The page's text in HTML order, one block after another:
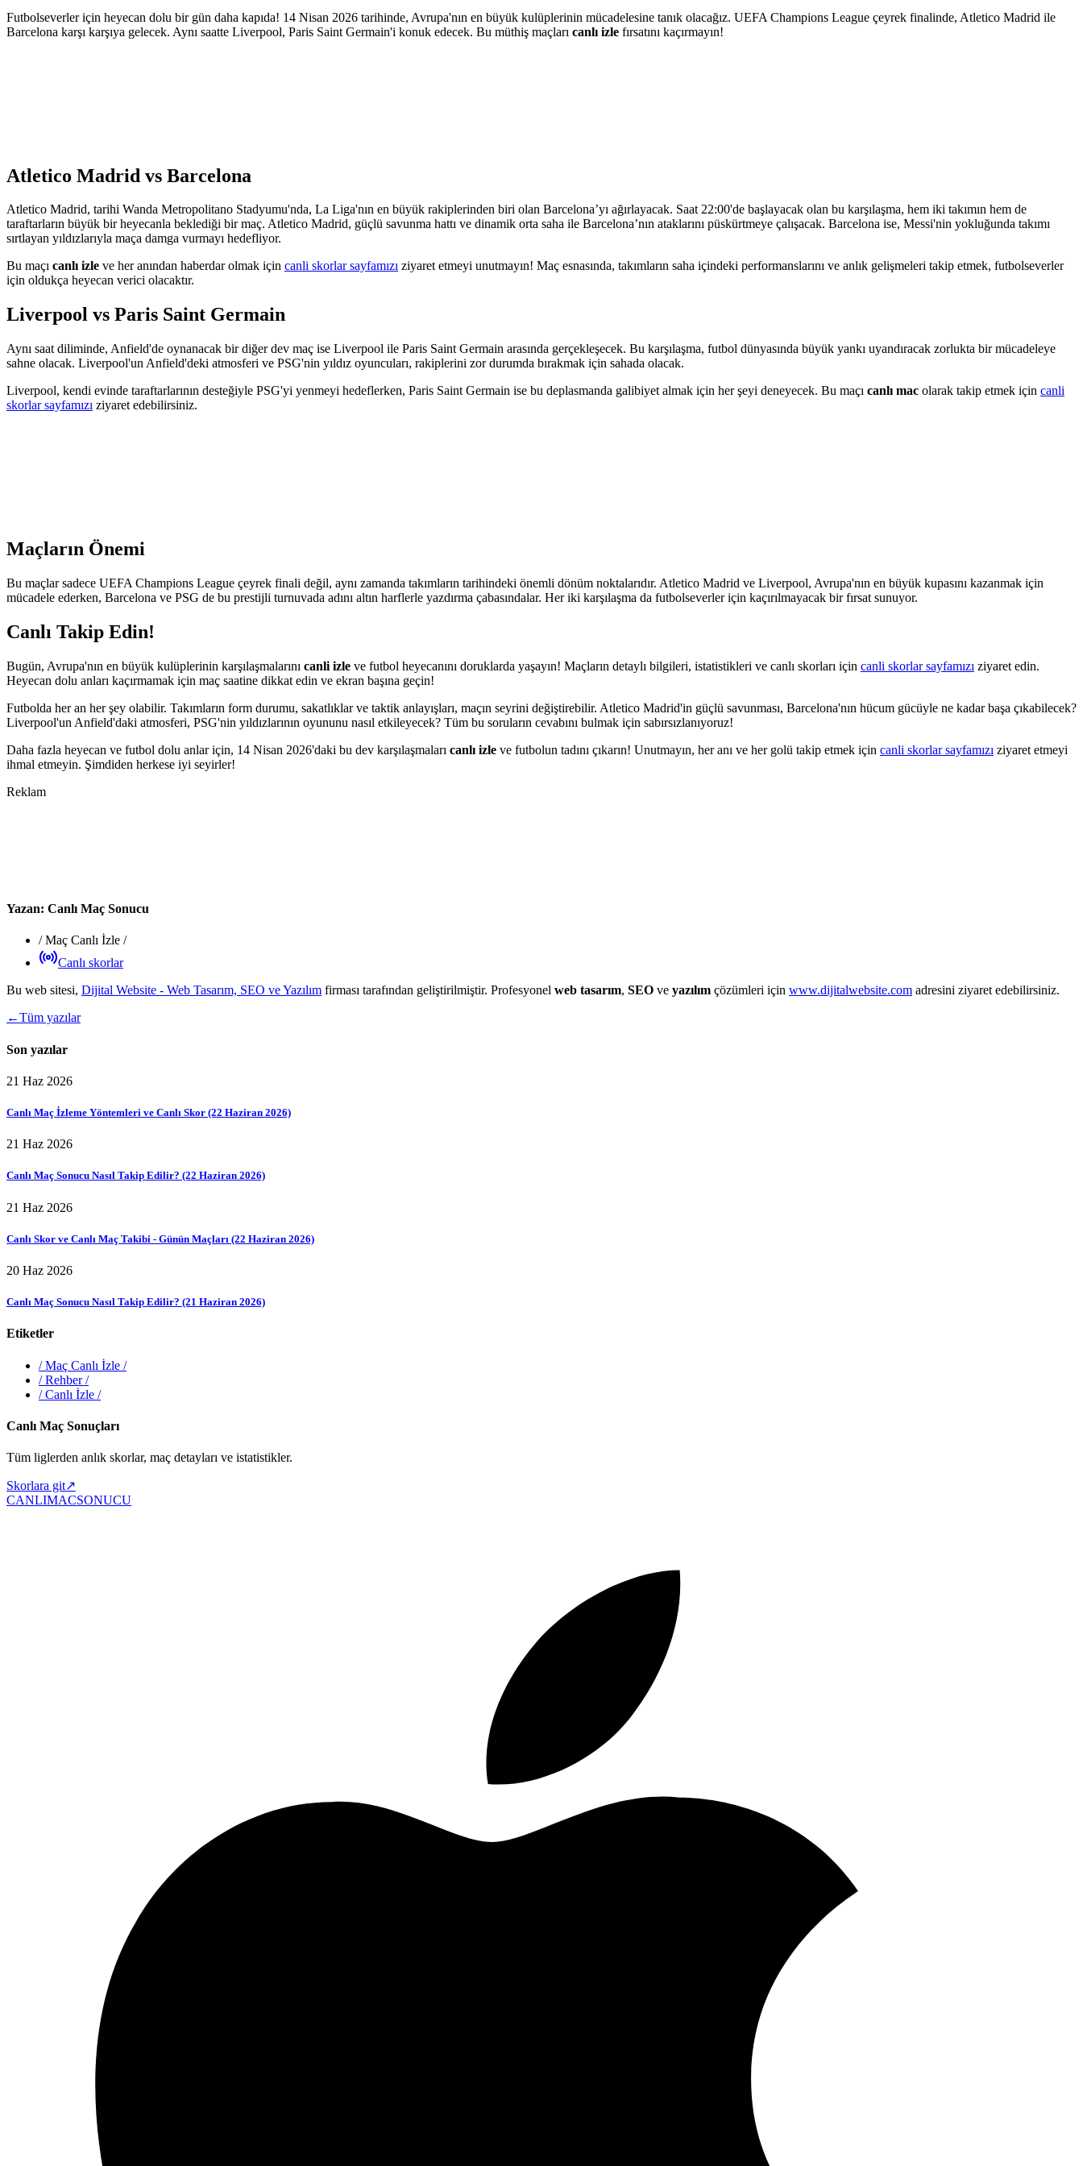
Futbolseverler için heyecan dolu bir gün daha kapıda! 14 Nisan 2026 tarihinde, Avrupa'nın en büyük kulüplerinin mücadelesine tanık olacağız. UEFA Champions League çeyrek finalinde, Atletico Madrid ile
Barcelona karşı karşıya gelecek. Aynı saatte Liverpool, Paris Saint Germain'i konuk edecek. Bu müthiş maçları canlı izle fırsatını kaçırmayın!
Atletico Madrid vs Barcelona
Atletico Madrid, tarihi Wanda Metropolitano Stadyumu'nda, La Liga'nın en büyük rakiplerinden biri olan Barcelona’yı ağırlayacak. Saat 22:00'de başlayacak olan bu karşılaşma, hem iki takımın hem de
taraftarların büyük bir heyecanla beklediği bir maç. Atletico Madrid, güçlü savunma hattı ve dinamik orta saha ile Barcelona’nın ataklarını püskürtmeye çalışacak. Barcelona ise, Messi'nin yokluğunda takımı
sırtlayan yıldızlarıyla maça damga vurmayı hedefliyor.
Bu maçı canlı izle ve her anından haberdar olmak için canli skorlar sayfamızı ziyaret etmeyi unutmayın! Maç esnasında, takımların saha içindeki performanslarını ve anlık gelişmeleri takip etmek, futbolseverler
için oldukça heyecan verici olacaktır.
Liverpool vs Paris Saint Germain
Aynı saat diliminde, Anfield'de oynanacak bir diğer dev maç ise Liverpool ile Paris Saint Germain arasında gerçekleşecek. Bu karşılaşma, futbol dünyasında büyük yankı uyandıracak zorlukta bir mücadeleye
sahne olacak. Liverpool'un Anfield'deki atmosferi ve PSG'nin yıldız oyuncuları, rakiplerini zor durumda bırakmak için sahada olacak.
Liverpool, kendi evinde taraftarlarının desteğiyle PSG'yi yenmeyi hedeflerken, Paris Saint Germain ise bu deplasmanda galibiyet almak için her şeyi deneyecek. Bu maçı canlı mac olarak takip etmek için canli
skorlar sayfamızı ziyaret edebilirsiniz.
Maçların Önemi
Bu maçlar sadece UEFA Champions League çeyrek finali değil, aynı zamanda takımların tarihindeki önemli dönüm noktalarıdır. Atletico Madrid ve Liverpool, Avrupa'nın en büyük kupasını kazanmak için
mücadele ederken, Barcelona ve PSG de bu prestijli turnuvada adını altın harflerle yazdırma çabasındalar. Her iki karşılaşma da futbolseverler için kaçırılmayacak bir fırsat sunuyor.
Canlı Takip Edin!
Bugün, Avrupa'nın en büyük kulüplerinin karşılaşmalarını canli izle ve futbol heyecanını doruklarda yaşayın! Maçların detaylı bilgileri, istatistikleri ve canlı skorları için canli skorlar sayfamızı ziyaret edin.
Heyecan dolu anları kaçırmamak için maç saatine dikkat edin ve ekran başına geçin!
Futbolda her an her şey olabilir. Takımların form durumu, sakatlıklar ve taktik anlayışları, maçın seyrini değiştirebilir. Atletico Madrid'in güçlü savunması, Barcelona'nın hücum gücüyle ne kadar başa çıkabilecek?
Liverpool'un Anfield'daki atmosferi, PSG'nin yıldızlarının oyununu nasıl etkileyecek? Tüm bu soruların cevabını bulmak için sabırsızlanıyoruz!
Daha fazla heyecan ve futbol dolu anlar için, 14 Nisan 2026'daki bu dev karşılaşmaları canlı izle ve futbolun tadını çıkarın! Unutmayın, her anı ve her golü takip etmek için canli skorlar sayfamızı ziyaret etmeyi
ihmal etmeyin. Şimdiden herkese iyi seyirler!
Reklam
Yazan: Canlı Maç Sonucu
/Maç Canlı İzle /
Canlı skorlar
Bu web sitesi, Dijital Website - Web Tasarım, SEO ve Yazılım firması tarafından geliştirilmiştir. Profesyonel web tasarım, SEO ve yazılım çözümleri için www.dijitalwebsite.com adresini ziyaret edebilirsiniz.
←Tüm yazılar
Son yazılar
21 Haz 2026
Canlı Maç İzleme Yöntemleri ve Canlı Skor (22 Haziran 2026)
21 Haz 2026
Canlı Maç Sonucu Nasıl Takip Edilir? (22 Haziran 2026)
21 Haz 2026
Canlı Skor ve Canlı Maç Takibi - Günün Maçları (22 Haziran 2026)
20 Haz 2026
Canlı Maç Sonucu Nasıl Takip Edilir? (21 Haziran 2026)
Etiketler
/Maç Canlı İzle /
/Rehber/
/Canlı İzle /
Canlı Maç Sonuçları
Tüm liglerden anlık skorlar, maç detayları ve istatistikler.
Skorlara git↗
CANLIMACSONUCU